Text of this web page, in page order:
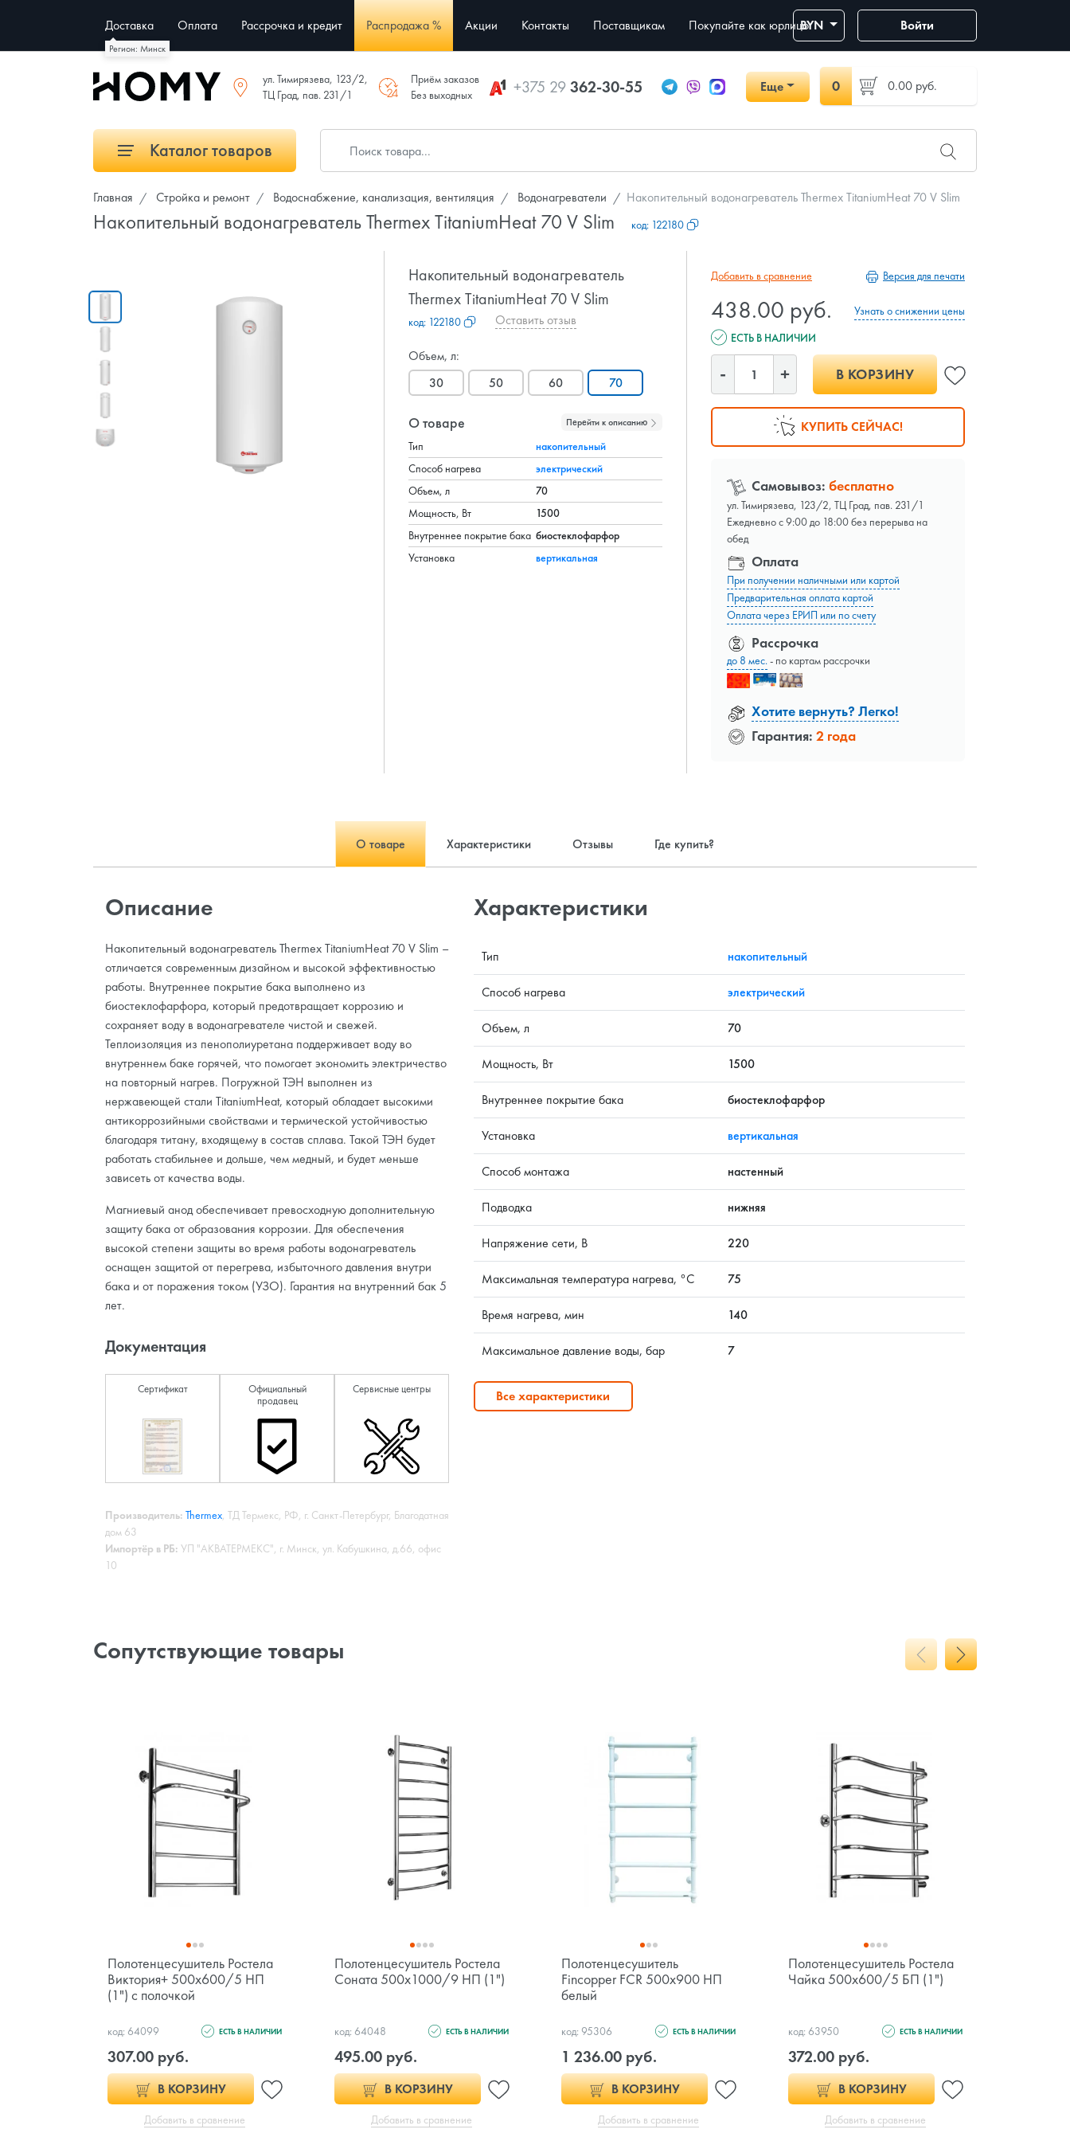
Регион: Минск
Доставка Оплата Рассрочка и кредит Распродажа % Акции Контакты Поставщикам Покупайте как юрлицоBYN Войти
ул. Тимирязева, 123/2,
ТЦ Град, пав. 231/1
Приём заказов
Без выходных
+375 29362-30-55 Еще 0 0.00 руб.
Каталог товаров
Главная Стройка и ремонт Водоснабжение, канализация, вентиляция Водонагреватели Накопительный водонагреватель Thermex TitaniumHeat 70 V Slim
Накопительный водонагреватель Thermex TitaniumHeat 70 V Slim код: 122180
Накопительный водонагреватель
Thermex TitaniumHeat 70 V Slim
код: 122180 Оставить отзыв
Объем, л:
30
50 60 70
О товаре Перейти к описанию
Тип
накопительный
Способ нагрева
электрический
Объем, л
70
Мощность, Вт
1500
Внутреннее покрытие бака биостеклофарфор
Установка
вертикальная
Добавить в сравнение Версия для печати
438.00 руб.
Узнать о снижении цены
ЕСТЬ В НАЛИЧИИ
В КОРЗИНУ
КУПИТЬ СЕЙЧАС!
Самовывоз: бесплатно
ул. Тимирязева, 123/2, ТЦ Град, пав. 231/1
Ежедневно с 9:00 до 18:00 без перерыва на
обед
Оплата
При получении наличными или картой
Предварительная оплата картой
Оплата через ЕРИП или по счету
Рассрочка
до 8 мес.- по картам рассрочки
Хотите вернуть? Легко!
Гарантия: 2 года
О товаре Характеристики Отзывы Где купить?
Описание
Накопительный водонагреватель Thermex TitaniumHeat 70 V Slim –
отличается современным дизайном и высокой эффективностью
работы. Внутреннее покрытие бака выполнено из
биостеклофарфора, который предотвращает коррозию и
сохраняет воду в водонагревателе чистой и свежей.
Теплоизоляция из пенополиуретана поддерживает воду во
внутреннем баке горячей, что помогает экономить электричество
на повторный нагрев. Погружной ТЭН выполнен из
нержавеющей стали TitaniumHeat, который обладает высокими
антикоррозийными свойствами и термической устойчивостью
благодаря титану, входящему в состав сплава. Такой ТЭН будет
работать стабильнее и дольше, чем медный, и будет меньше
зависеть от качества воды.
Магниевый анод обеспечивает превосходную дополнительную
защиту бака от образования коррозии. Для обеспечения
высокой степени защиты во время работы водонагреватель
оснащен защитой от перегрева, избыточного давления внутри
бака и от поражения током (УЗО). Гарантия на внутренний бак 5
лет.
Документация
Сертификат
Официальный
продавец
Сервисные центры
Производитель: Thermex, ТД Термекс, РФ, г. Санкт-Петербург, Благодатная
дом 63
Импортёр в РБ: УП "АКВАТЕРМЕКС", г. Минск, ул. Кабушкина, д.66, офис
10
Характеристики
Тип накопительный
Способ нагрева электрический
Объем, л 70
Мощность, Вт 1500
Внутреннее покрытие бака биостеклофарфор
Установка вертикальная
Способ монтажа настенный
Подводка нижняя
Напряжение сети, В 220
Максимальная температура нагрева, °C 75
Время нагрева, мин 140
Максимальное давление воды, бар 7
Все характеристики
Сопутствующие товары
Полотенцесушитель Ростела
Виктория+ 500х600/5 НП
(1") с полочкой
код: 64099 ЕСТЬ В НАЛИЧИИ
307.00 руб.
В КОРЗИНУ
Добавить в сравнение
Полотенцесушитель Ростела
Соната 500х1000/9 НП (1")
код: 64048 ЕСТЬ В НАЛИЧИИ
495.00 руб.
В КОРЗИНУ
Добавить в сравнение
Полотенцесушитель
Fincopper FCR 500x900 НП
белый
код: 95306 ЕСТЬ В НАЛИЧИИ
1 236.00 руб.
В КОРЗИНУ
Добавить в сравнение
Полотенцесушитель Ростела
Чайка 500х600/5 БП (1")
код: 63950 ЕСТЬ В НАЛИЧИИ
372.00 руб.
В КОРЗИНУ
Добавить в сравнение